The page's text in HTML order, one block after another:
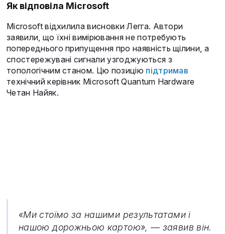
Як відповіла Microsoft
Microsoft відхилила висновки Легга. Автори
заявили, що їхні вимірювання не потребують
попереднього припущення про наявність щілини, а
спостережувані сигнали узгоджуються з
топологічним станом. Цю позицію підтримав
технічний керівник Microsoft Quantum Hardware
Четан Найяк.
«Ми стоїмо за нашими результатами і
нашою дорожньою картою», — заявив він.